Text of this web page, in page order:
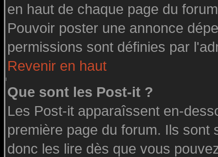
en haut de chaque page du
Pouvoir poster une annonce
permissions sont définies par
Revenir en haut
Que sont les Post-it ?
Les Post-it apparaîssent en-
première page du forum. Ils
donc les lire dès que vous